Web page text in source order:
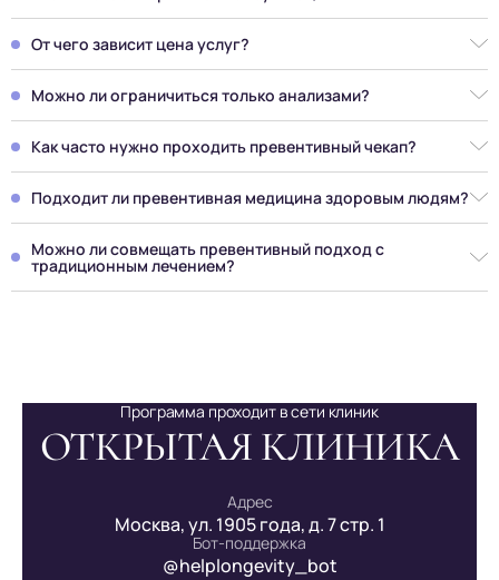
Первичный прием врача направлен на сбор анамнеза,
анализ жалоб, оценку факторов риска и формирование
плана обследования.
От чего зависит цена услуг?
Цена в центре превентивной медицины формируется
индивидуально и зависит от объема диагностики, сложности
клинической задачи и выбранной программы.
Можно ли ограничиться только анализами?
Лабораторные данные являются основой, но без
клинической интерпретации и рекомендаций врача они не
дают полноценного результата.
Как часто нужно проходить превентивный чекап?
В большинстве случаев рекомендуется ежегодная оценка
состояния здоровья, однако периодичность может меняться
в зависимости от возраста и факторов риска.
Подходит ли превентивная медицина здоровым людям?
Да, превентивная медицина в Москве — это инвестиция в
здоровое будущее, направленная на сохранение
функционального резерва организма, а не только на
коррекцию нарушений.
Можно ли совмещать превентивный подход с
традиционным лечением?
Да, при условии координации с лечащими врачами и
Программа проходит в сети клиник
ОТКРЫТАЯ КЛИНИКА
Адрес
Москва, ул. 1905 года, д. 7 стр. 1
Бот-поддержка
@helplongevity_bot